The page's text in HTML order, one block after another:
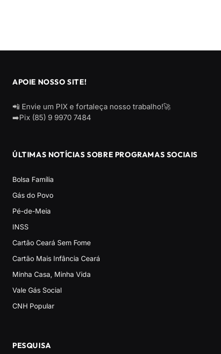
APOIE NOSSO SITE!
📲 Envie um PIX e fortaleça nosso trabalho!🚀
➡️Pix (85) 9 9970 7484
ÚLTIMAS NOTÍCIAS SOBRE PROGRAMAS SOCIAIS
Bolsa Família
Gás do Povo
Pé-de-Meia
INSS
Cartão Ceará Sem Fome
Cartão Mais Infância Ceará
Minha Casa, Minha Vida
Vale Gás Social
CNH Popular
PESQUISA